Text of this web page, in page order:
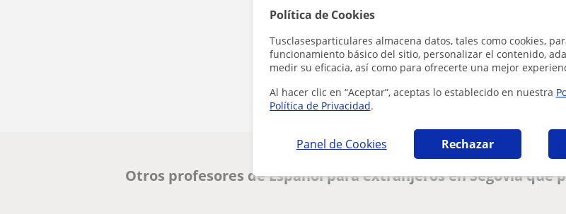
Política de Cookies
Tusclasesparticulares almacena datos, tales como cookies,
funcionamiento básico del sitio, personalizar el contenido,
medir su eficacia, así como para ofrecerte una mejor
Al hacer clic en “Aceptar”, aceptas lo establecido en nuestra
Política de Privacidad.
Panel de Cookies Rechazar
¿Hay algún error en este perfil?
Otros profesores de Español para extranjeros en Segovia que